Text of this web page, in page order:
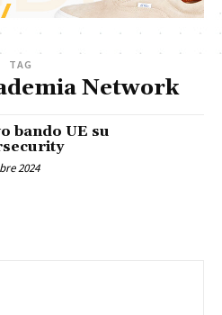
TAG
Network
bando UE su
2024